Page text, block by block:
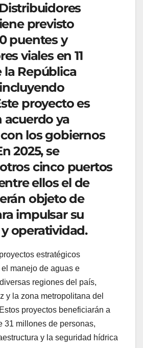
previsto
puentes y
viales en 11
la República
proyecto es
ya
los gobiernos
2025, se
cinco puertos
ellos el de
objeto de
impulsar su
operatividad.
estratégicos
manejo de aguas e
regiones del país,
y la zona metropolitana del
proyectos beneficiarán a
31 millones de personas,
y la seguridad hídrica